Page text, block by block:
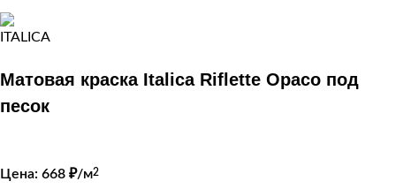
Матовая краска Italica Riflette Opaco под
песок
Цена: 668 ₽/м2